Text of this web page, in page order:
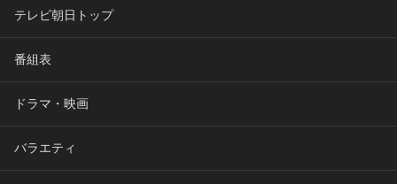
テレビ朝日トップ
番組表
ドラマ・映画
バラエティ